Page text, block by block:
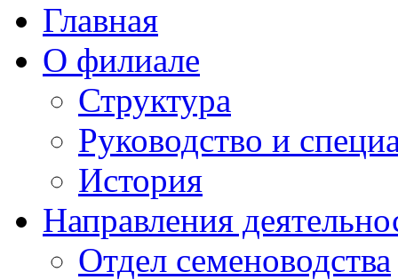
Главная
О филиале
Структура
Руководство и
История
Направления
Отдел семеноводства